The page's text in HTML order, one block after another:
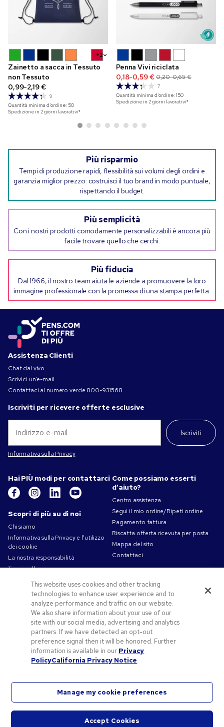
+2
Zainetto a sacca in Tessuto
non Tessuto
0,99-2,19 €
9
Quantità minima d'ordine: 50
Spedizione in 2 giorni lavorativi*
Penna Vivi riciclata
0,18-0,59 € 0,20-0,65 €
7
Quantità minima d'ordine:150
Spedizione in 2 giorni lavorativi*
Più risparmio
Tempi di produzione rapidi, flessibilità sui volumi degli ordini e
garanzia miglior prezzo: costruisci il tuo brand in modo puntuale,
rispettando il budget.
Più semplicità
Con i nostri prodotti comodamente personalizzabili è ancora più
facile trovare quello che cerchi.
Più fiducia
Dal 1966, il nostro team aiuta le aziende a promuovere la loro
immagine professionale con la promessa di una stampa perfetta.
Assistenza Clienti
Chat dal vivo
Scrivici un’e-mail
Contattaci al numero verde 800-931568
Iscriviti per ricevere offerte esclusive
Iscriviti
Informativa sulla Privacy
Hai PIÙ modi per contattarci
Scopri di più su di noi
Chi siamo
Informativa sulla Privacy e l'utilizzo
dei cookie
La nostra responsabilità
Termini d'uso
Condizioni di Vendita
Lavorare in Pens.com
Offerte e risorse
Codici promozionali e coupon
Gadget personalizzati
Spunti Grafici Personalizzazione
Come possiamo esserti
d’aiuto?
Centro assistenza
Segui il mio ordine/Ripeti ordine
Pagamento fattura
Riscatta offerta ricevuta per posta
Mappa del sito
Contattaci
©2026 National Pen Company. Tutti i diritti riservati. Pens.com e il suo logo sono marchi
registrati di proprietà di National Pen Company. Tutti gli altri marchi registrati sono di
This website uses cookies and other tracking
technologies to enhance user experience and to
analyze performance and traffic on our website.
We also share information about your use of our
site with our social media, advertising and analytics
partners. If we have detected an opt-out
preference signal then it will be honored. Further
information is available in our Privacy
PolicyCalifornia Privacy Notice
Manage my cookie preferences
Accept Cookies